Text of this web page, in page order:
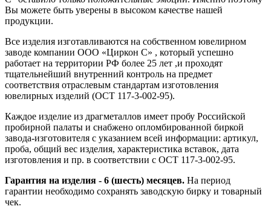
Вы можете быть уверены в высоком качестве нашей
продукции.
Все изделия изготавливаются на собственном ювелирном
заводе компании ООО «Циркон С» , который успешно
работает на территории РФ более 25 лет ,и проходят
тщательнейший внутренний контроль на предмет
соответствия отраслевым стандартам изготовления
ювелирных изделий (ОСТ 117-3-002-95).
Каждое изделие из драгметаллов имеет пробу Российской
пробирной палаты и снабжено опломбированной биркой
завода-изготовителя с указанием всей информации: артикул,
проба, общий вес изделия, характеристика вставок, дата
изготовления и пр. в соответствии с ОСТ 117-3-002-95.
Гарантия на изделия - 6 (шесть) месяцев. На период
гарантии необходимо сохранять заводскую бирку и товарный
чек.